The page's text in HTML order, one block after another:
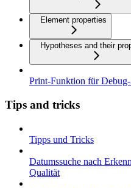
Element properties
Hypotheses and their
Print-Funktion für
Tips and tricks
Tipps und Tricks
Datumssuche nach
Qualität